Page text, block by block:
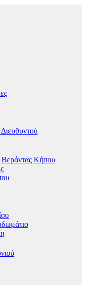
Βεράντας Κήπου